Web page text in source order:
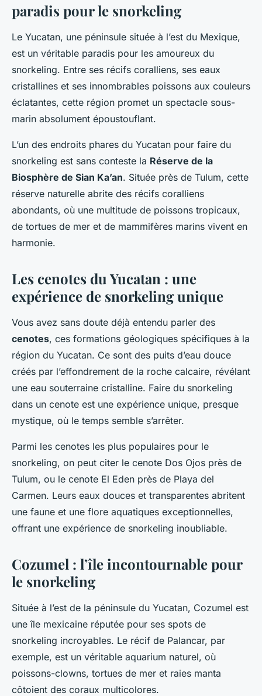
paradis pour le snorkeling
Le Yucatan, une péninsule située à l’est du Mexique,
est un véritable paradis pour les amoureux du
snorkeling. Entre ses récifs coralliens, ses eaux
cristallines et ses innombrables poissons aux couleurs
éclatantes, cette région promet un spectacle sous-
marin absolument époustouflant.
L’un des endroits phares du Yucatan pour faire du
snorkeling est sans conteste la Réserve de la
Biosphère de Sian Ka’an. Située près de Tulum, cette
réserve naturelle abrite des récifs coralliens
abondants, où une multitude de poissons tropicaux,
de tortues de mer et de mammifères marins vivent en
harmonie.
Les cenotes du Yucatan : une
expérience de snorkeling unique
Vous avez sans doute déjà entendu parler des
cenotes, ces formations géologiques spécifiques à la
région du Yucatan. Ce sont des puits d’eau douce
créés par l’effondrement de la roche calcaire, révélant
une eau souterraine cristalline. Faire du snorkeling
dans un cenote est une expérience unique, presque
mystique, où le temps semble s’arrêter.
Parmi les cenotes les plus populaires pour le
snorkeling, on peut citer le cenote Dos Ojos près de
Tulum, ou le cenote El Eden près de Playa del
Carmen. Leurs eaux douces et transparentes abritent
une faune et une flore aquatiques exceptionnelles,
offrant une expérience de snorkeling inoubliable.
Cozumel : l’île incontournable pour
le snorkeling
Située à l’est de la péninsule du Yucatan, Cozumel est
une île mexicaine réputée pour ses spots de
snorkeling incroyables. Le récif de Palancar, par
exemple, est un véritable aquarium naturel, où
poissons-clowns, tortues de mer et raies manta
côtoient des coraux multicolores.